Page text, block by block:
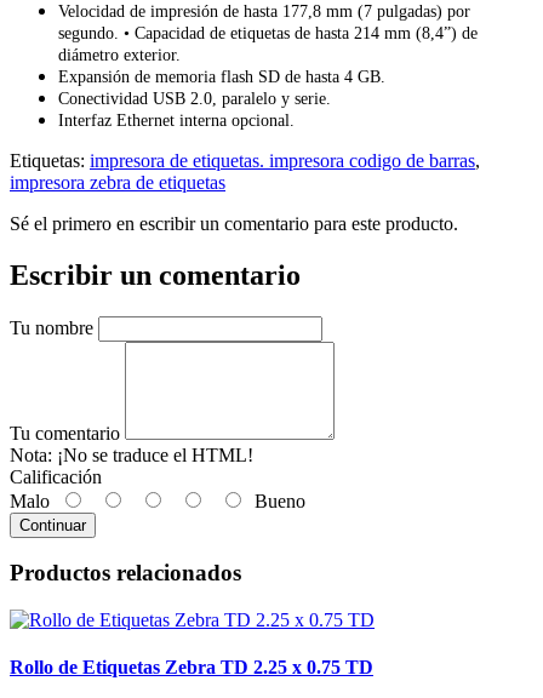
Velocidad de impresión de hasta 177,8 mm (7 pulgadas) por
segundo. • Capacidad de etiquetas de hasta 214 mm (8,4”) de
diámetro exterior.
Expansión de memoria flash SD de hasta 4 GB.
Conectividad USB 2.0, paralelo y serie.
Interfaz Ethernet interna opcional.
Etiquetas: impresora de etiquetas. impresora codigo de barras,
impresora zebra de etiquetas
Sé el primero en escribir un comentario para este producto.
Escribir un comentario
Tu nombre
Tu comentario
Nota: ¡No se traduce el HTML!
Calificación
Malo
Bueno
Continuar
Productos relacionados
Rollo de Etiquetas Zebra TD 2.25 x 0.75 TD